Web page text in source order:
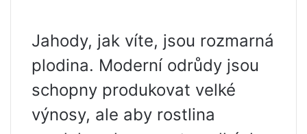
Jahody, jak víte, jsou rozmarná
plodina. Moderní odrůdy jsou
schopny produkovat velké
výnosy, ale aby rostlina